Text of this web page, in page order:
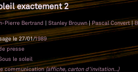
exactement 2
Pierre Bertrand | Stanley Brouwn|Pascal Convert|
le 27/01/1989
presse
le soleil
communication(affiche, carton d'invitation...)